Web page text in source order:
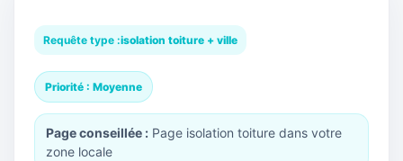
Requête type :isolation toiture + ville
Priorité : Moyenne
Page conseillée : Page isolation toiture dans votre
zone locale